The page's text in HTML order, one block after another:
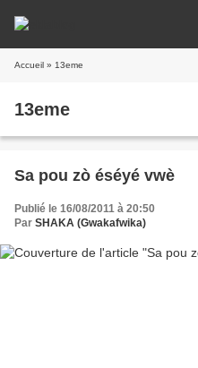
Accueil » 13eme
13eme
Sa pou zò éséyé vwè
Publié le 16/08/2011 à 20:50
Par SHAKA (Gwakafwika)